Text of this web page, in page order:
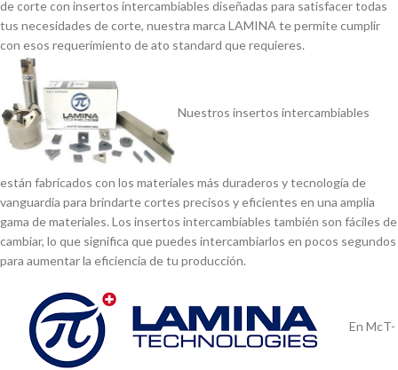
de corte con insertos intercambiables diseñadas para satisfacer todas
tus necesidades de corte, nuestra marca LAMINA te permite cumplir
con esos requerimiento de ato standard que requieres.
Nuestros insertos intercambiables
están fabricados con los materiales más duraderos y tecnologí­a de
vanguardia para brindarte cortes precisos y eficientes en una amplia
gama de materiales. Los insertos intercambiables también son fáciles de
cambiar, lo que significa que puedes intercambiarlos en pocos segundos
para aumentar la eficiencia de tu producción.
En McT-